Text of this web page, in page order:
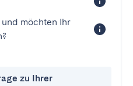
möchten Ihr
zu Ihrer